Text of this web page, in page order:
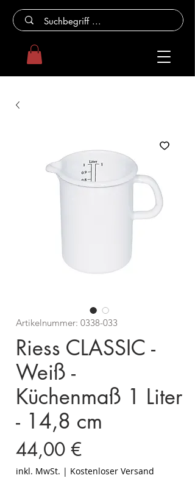
Artikelnummer: 0338-033
Riess CLASSIC -
Weiß -
Küchenmaß 1 Liter
- 14,8 cm
44,00 €Preis
inkl. MwSt. | Kostenloser Versand